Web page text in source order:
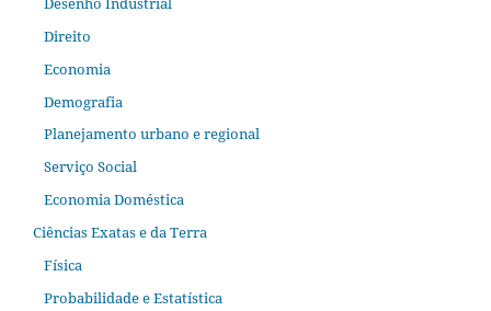
Direito
Economia
Demografia
Planejamento urbano e regional
Serviço Social
Economia Doméstica
Ciências Exatas e da Terra
Física
Probabilidade e Estatística